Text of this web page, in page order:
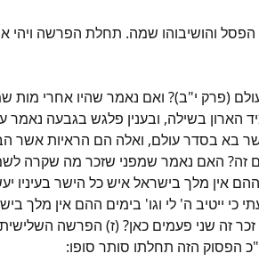
והושיבוהו שמה. תחלת הפרשה ויהי
(פרק י"ב)? ואם נאמר שהיו אחרי מות
בשילה, ובענין פלגש בגבעה נאמר
בא בסדר עולם, ואלה הם הראיות אשר
זה? האם נאמר שמפני שזכר מה שקרה
אין מלך בישראל איש כל הישר בעיניו
כי ייטיב ה' לי וגו' בימים ההם אין מלך
זה שני פעמים כאן? (ז) הפרשה
הפסוק הזה תחלתו סותר סופו: